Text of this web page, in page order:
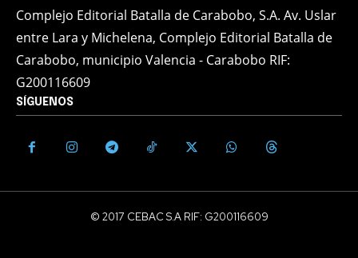
Complejo Editorial Batalla de Carabobo, S.A. Av. Uslar
entre Lara y Michelena, Complejo Editorial Batalla de
Carabobo, municipio Valencia - Carabobo RIF:
G200116609
SÍGUENOS
© 2017 CEBAC S.A RIF: G200116609